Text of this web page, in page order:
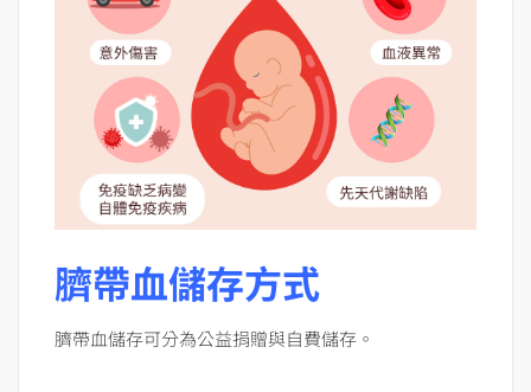
臍帶血儲存方式
臍帶血儲存可分為公益捐贈與自費儲存。